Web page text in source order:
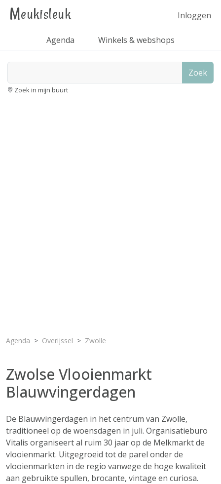
Meukisleuk Inloggen
Agenda Winkels & webshops
Zoek
Zoek in mijn buurt
Agenda Overijssel Zwolle
Zwolse Vlooienmarkt
Blauwvingerdagen
De Blauwvingerdagen in het centrum van Zwolle,
traditioneel op de woensdagen in juli. Organisatieburo
Vitalis organiseert al ruim 30 jaar op de Melkmarkt de
vlooienmarkt. Uitgegroeid tot de parel onder de
vlooienmarkten in de regio vanwege de hoge kwaliteit
aan gebruikte spullen, brocante, vintage en curiosa.